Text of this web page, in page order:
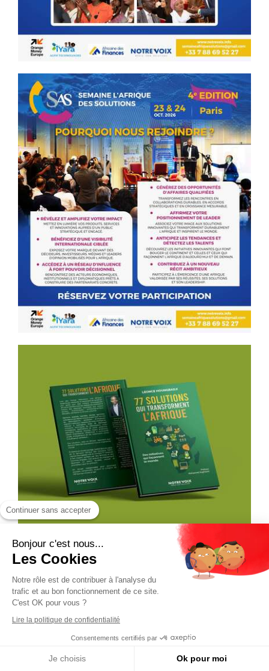
Continuer sans accepter
Bonjour c'est nous...
Les Cookies
Notre rôle est de contribuer à l'analyse du
trafic et au bon fonctionnement de ce site.
C'est OK pour vous ?
Lire la politique de confidentialité
Consentements certifiés par
Je choisis Ok pour moi